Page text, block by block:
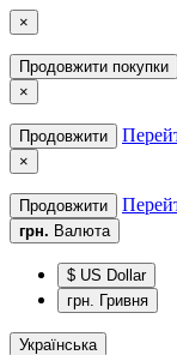
×
Продовжити покупки
×
Продовжити
×
Продовжити
грн. Валюта
$ US Dollar
грн. Гривня
Українська